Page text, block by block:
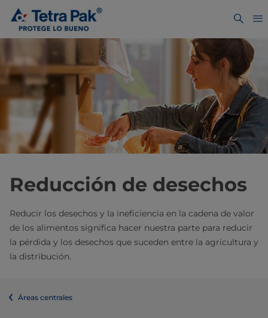
Reducción de desechos
Reducir los desechos y la ineficiencia en la cadena de valor
de los alimentos significa hacer nuestra parte para reducir
la pérdida y los desechos que suceden entre la agricultura y
la distribución.
Áreas centrales